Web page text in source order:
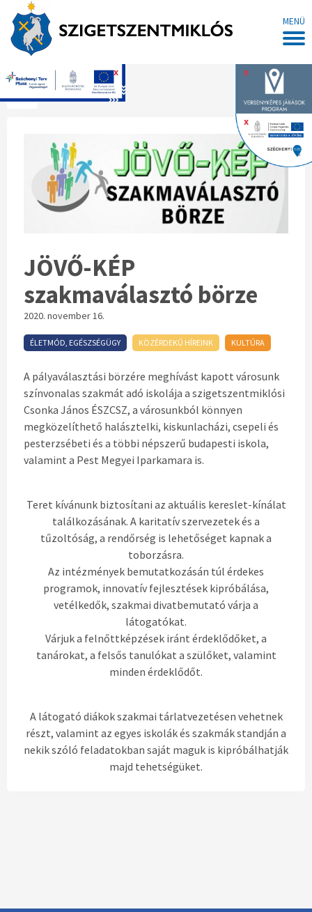
MENÜ
x
x
x
Főoldal
JÖVŐ-KÉP
szakmaválasztó börze
2020. november 16.
ÉLETMÓD, EGÉSZSÉGÜGY KÖZÉRDEKŰ HÍREINK KULTÚRA
A pályaválasztási börzére meghívást kapott városunk
színvonalas szakmát adó iskolája a szigetszentmiklósi
Csonka János ÉSZCSZ, a városunkból könnyen
megközelíthető halásztelki, kiskunlacházi, csepeli és
pesterzsébeti és a többi népszerű budapesti iskola,
valamint a Pest Megyei Iparkamara is.
Teret kívánunk biztosítani az aktuális kereslet-kínálat
találkozásának. A karitatív szervezetek és a
tűzoltóság, a rendőrség is lehetőséget kapnak a
toborzásra.
Az intézmények bemutatkozásán túl érdekes
programok, innovatív fejlesztések kipróbálása,
vetélkedők, szakmai divatbemutató várja a
látogatókat.
Várjuk a felnőttképzések iránt érdeklődőket, a
tanárokat, a felsős tanulókat a szülőket, valamint
minden érdeklődőt.
A látogató diákok szakmai tárlatvezetésen vehetnek
részt, valamint az egyes iskolák és szakmák standján a
nekik szóló feladatokban saját maguk is kipróbálhatják
majd tehetségüket.